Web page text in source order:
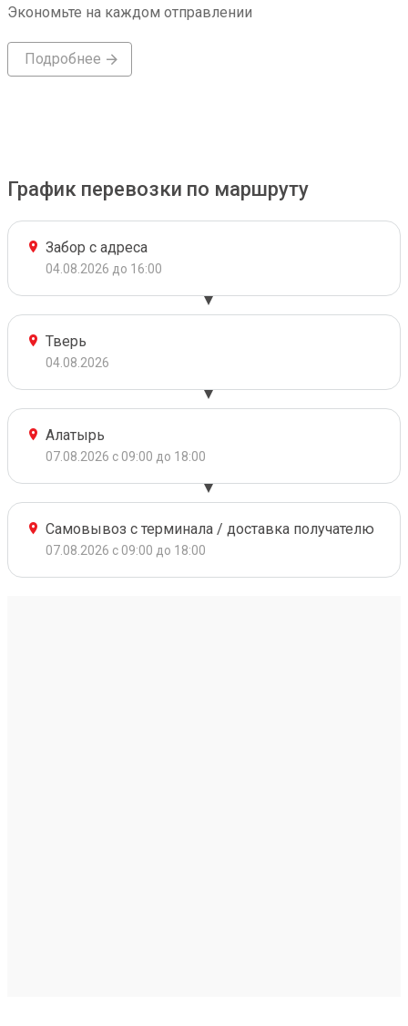
Экономьте на каждом отправлении
Подробнее
График перевозки по маршруту
Забор с адреса
04.08.2026 до 16:00
Тверь
04.08.2026
Алатырь
07.08.2026 с 09:00 до 18:00
Самовывоз с терминала / доставка получателю
07.08.2026 с 09:00 до 18:00